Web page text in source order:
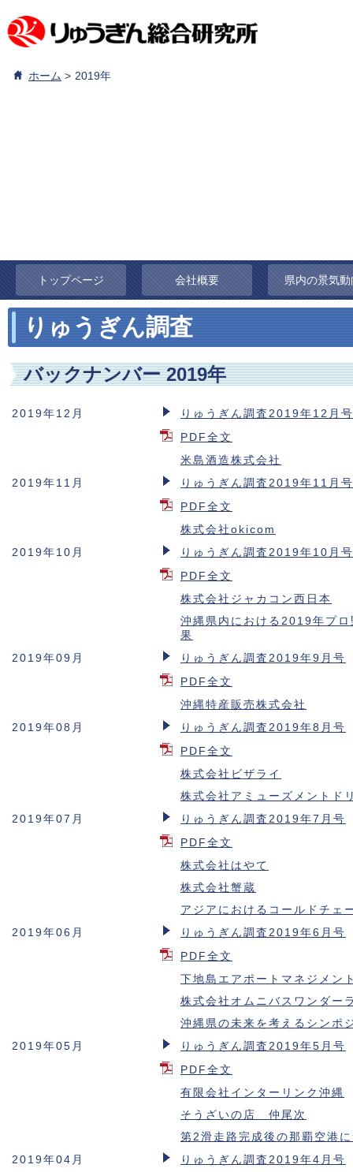
ホーム 2019年
トップページ 会社概要 県内の景気動
りゅうぎん調査
バックナンバー 2019年
2019年12月
りゅうぎん調査2019年12月号
PDF全文
米島酒造株式会社
2019年11月
りゅうぎん調査2019年11月号
PDF全文
株式会社okicom
2019年10月
りゅうぎん調査2019年10月号
PDF全文
株式会社ジャカコン西日本
沖縄県内における2019年プ
果
2019年09月
りゅうぎん調査2019年9月号
PDF全文
沖縄特産販売株式会社
2019年08月
りゅうぎん調査2019年8月号
PDF全文
株式会社ビザライ
株式会社アミューズメントド
2019年07月
りゅうぎん調査2019年7月号
PDF全文
株式会社はやて
株式会社蟹蔵
アジアにおけるコールドチェ
2019年06月
りゅうぎん調査2019年6月号
PDF全文
下地島エアポートマネジメン
株式会社オムニバスワンダー
沖縄県の未来を考えるシンポ
2019年05月
りゅうぎん調査2019年5月号
PDF全文
有限会社インターリンク沖縄
そうざいの店 仲尾次
第2滑走路完成後の那覇空港
2019年04月
りゅうぎん調査2019年4月号